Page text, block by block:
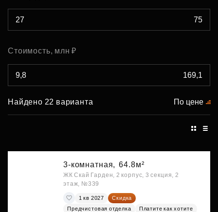
Стоимость, млн ₽
Найдено 22 варианта По цене
3-комнатная, 64.8м²
ЖК Скай Гарден, 2 корпус, 3 секция, 2
этаж, №339
1 кв 2027
Скидка
Предчистовая отделка
Платите как хотите